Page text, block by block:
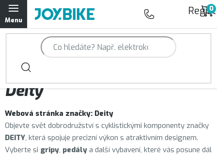
Přejít
na
obsah
Trailová kola Qayron
Horská kola Qayron
Dámská horská kola Qayron
Předváděcí kola Qayron
Rámy Qayron
Prodávané značky
Deity
Webová stránka značky: Deity
Objevte svět dobrodružství s cyklistickými komponenty značky
DEITY, která spojuje precizní výkon s atraktivním designem.
Vyberte si gripy, pedály a další vybavení, které vás posune dál